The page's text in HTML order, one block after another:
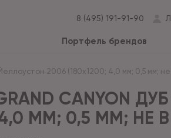
8 (495) 191-91-90
Портфель брендов
2006 (180x1200; 4,0 мм; 0,5 мм; не
СANYON
4,0 ММ; 0,5 ММ; НЕ